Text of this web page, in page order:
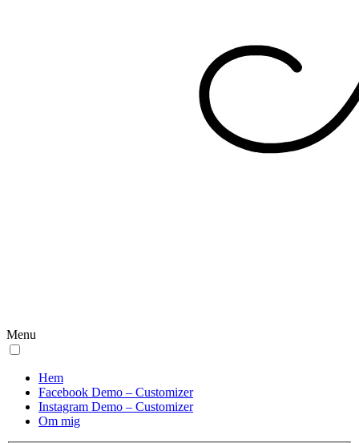
Menu
Hem
Facebook Demo – Customizer
Instagram Demo – Customizer
Om mig